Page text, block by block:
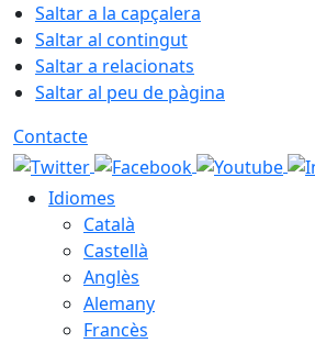
Saltar a la capçalera
Saltar al contingut
Saltar a relacionats
Saltar al peu de pàgina
Contacte
Idiomes
Català
Castellà
Anglès
Alemany
Francès